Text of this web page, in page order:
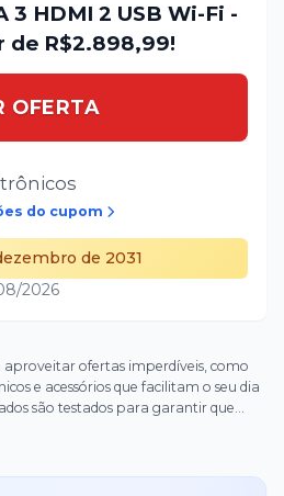
3 HDMI 2 USB Wi-Fi -
de R$2.898,99!
OFERTA
do cupom
de 2031
2026
aproveitar ofertas imperdíveis, como
e acessórios que facilitam o seu dia
trazendo benefícios como